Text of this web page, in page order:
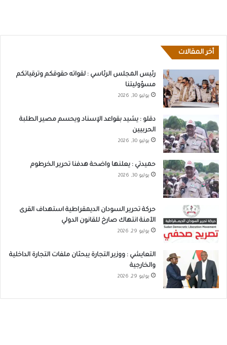
أخر المقالات
رئيس المجلس الرئاسي : لقواته حقوقكم وترقياتكم
مسؤوليتنا
يوليو 30, 2026
دقلو : يشيد بقواعد الإسناد ويحسم مصير الطلبة
الحربيين
يوليو 30, 2026
حميدتي : يعلنها واضحة هدفنا تحرير الخرطوم
يوليو 30, 2026
حركة تحرير السودان الديمقراطية استهداف القرى
الآمنة انتهاك صارخ للقانون الدولي
يوليو 29, 2026
التعايشي : ووزير التجارة يبحثان ملفات التجارة الداخلية
والخارجية
يوليو 29, 2026